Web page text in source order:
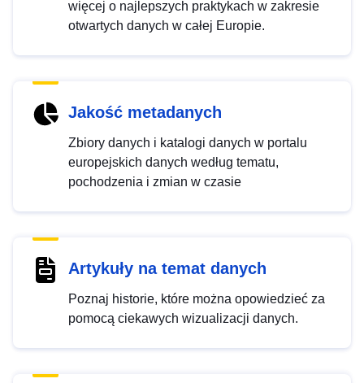
więcej o najlepszych praktykach w zakresie
otwartych danych w całej Europie.
Jakość metadanych
Zbiory danych i katalogi danych w portalu
europejskich danych według tematu,
pochodzenia i zmian w czasie
Artykuły na temat danych
Poznaj historie, które można opowiedzieć za
pomocą ciekawych wizualizacji danych.